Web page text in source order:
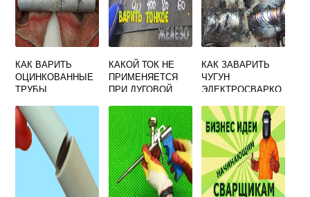
КАК ВАРИТЬ
ОЦИНКОВАННЫЕ
ТРУБЫ
Й
КАКОЙ ТОК НЕ
ПРИМЕНЯЕТСЯ
ПРИ ДУГОВОЙ
ФЛЮСОМ
ВЫСОКОЛЕГИРОВ
АННЫХ СТАЛЕЙ
08Х18Н10Т
12Х18Н10Т
КАК ЗАВАРИТЬ
ЧУГУН
ЭЛЕКТРОСВАРКО